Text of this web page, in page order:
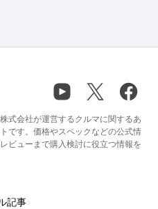
式会社が運営するクルマに関するあ
です。価格やスペックなどの公式情
ビューまで購入検討に役立つ情報を
記事